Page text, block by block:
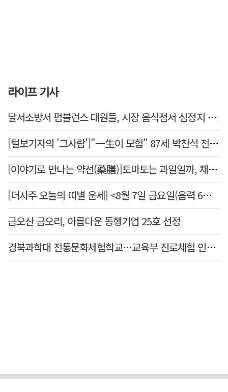
라이프 기사
달서소방서 펌뷸런스 대원들, 시장 음식점서 심정지 환자 생명 살려
[털보기자의 '그사람']"一生이 모험" 87세 박찬석 전 경북대 총장
[이야기로 만나는 약선(藥膳)]토마토는 과일일까, 채소일까
[더사주 오늘의 띠별 운세] <8월 7일 금요일(음력 6월25일)>
금오산 금오리, 아름다운 동행기업 25호 선정
경북과학대 전통문화체험학교…교육부 진로체험 인증기관 선정